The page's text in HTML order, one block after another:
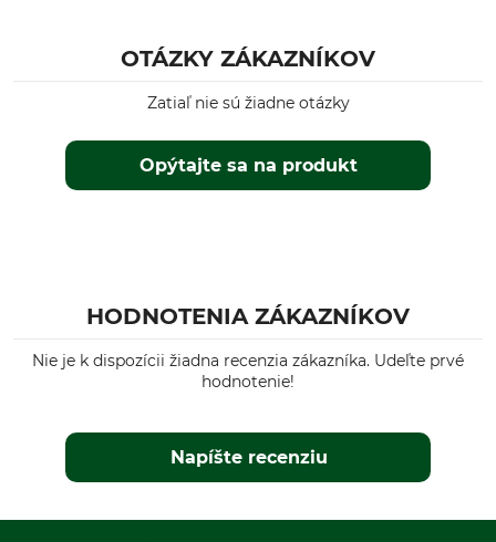
OTÁZKY ZÁKAZNÍKOV
Opýtajte sa na produkt
Zatiaľ nie sú žiadne otázky
HODNOTENIA ZÁKAZNÍKOV
Nie je k dispozícii žiadna recenzia zákazníka. Udeľte prvé
hodnotenie!
Napíšte recenziu